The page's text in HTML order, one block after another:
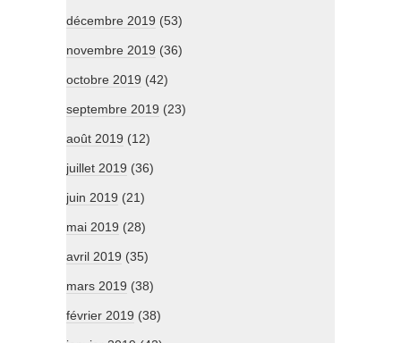
décembre 2019 (53)
novembre 2019 (36)
octobre 2019 (42)
septembre 2019 (23)
août 2019 (12)
juillet 2019 (36)
juin 2019 (21)
mai 2019 (28)
avril 2019 (35)
mars 2019 (38)
février 2019 (38)